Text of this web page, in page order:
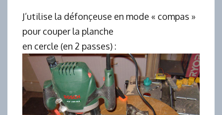
J’utilise la défonçeuse en mode « compas »
pour couper la planche
en cercle (en 2 passes) :